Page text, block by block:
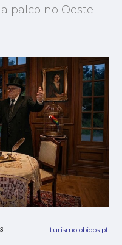
palco no Oeste
turismo.obidos.pt